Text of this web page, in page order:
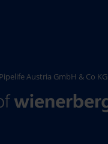
Austria GmbH & Co KG